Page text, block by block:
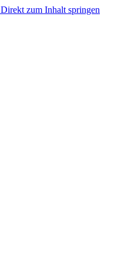
Direkt zum Inhalt springen